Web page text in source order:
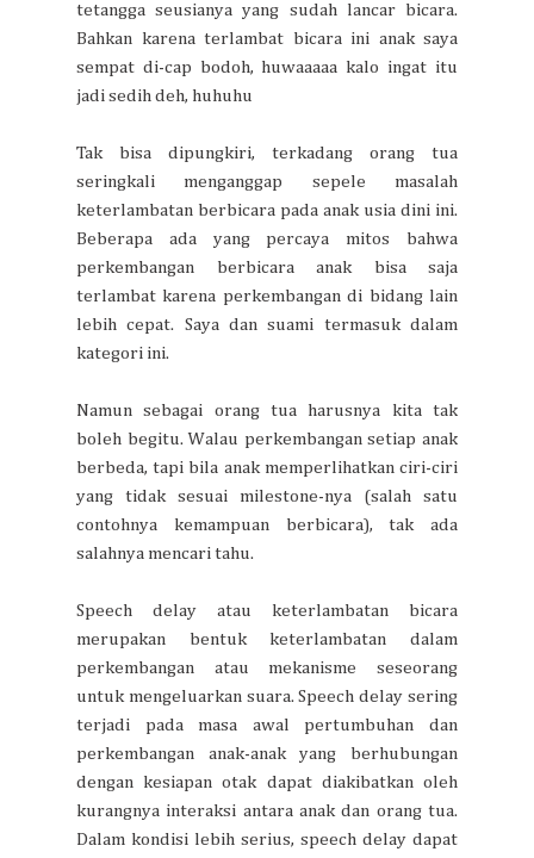
tetangga seusianya yang sudah lancar bicara.
Bahkan karena terlambat bicara ini anak saya
sempat di-cap bodoh, huwaaaaa kalo ingat itu
jadi sedih deh, huhuhu
Tak bisa dipungkiri, terkadang orang tua
seringkali menganggap sepele masalah
keterlambatan berbicara pada anak usia dini ini.
Beberapa ada yang percaya mitos bahwa
perkembangan berbicara anak bisa saja
terlambat karena perkembangan di bidang lain
lebih cepat. Saya dan suami termasuk dalam
kategori ini.
Namun sebagai orang tua harusnya kita tak
boleh begitu. Walau perkembangan setiap anak
berbeda, tapi bila anak memperlihatkan ciri-ciri
yang tidak sesuai milestone-nya (salah satu
contohnya kemampuan berbicara), tak ada
salahnya mencari tahu.
Speech delay atau keterlambatan bicara
merupakan bentuk keterlambatan dalam
perkembangan atau mekanisme seseorang
untuk mengeluarkan suara. Speech delay sering
terjadi pada masa awal pertumbuhan dan
perkembangan anak-anak yang berhubungan
dengan kesiapan otak dapat diakibatkan oleh
kurangnya interaksi antara anak dan orang tua.
Dalam kondisi lebih serius, speech delay dapat